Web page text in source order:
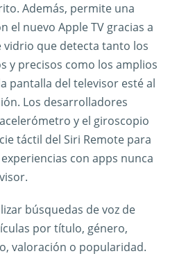
Además, permite una
el nuevo Apple TV gracias a
que detecta tanto los
y precisos como los amplios
pantalla del televisor esté al
Los desarrolladores
y el giroscopio
táctil del Siri Remote para
con apps nunca
búsquedas de voz de
por título, género,
valoración o popularidad.